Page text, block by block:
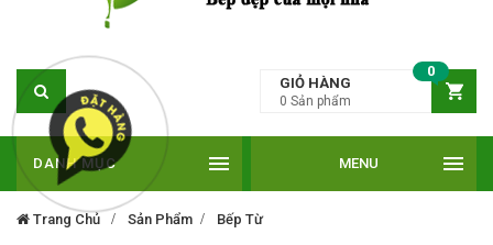
GIỎ HÀNG
0
0 Sản phẩm
DANH MỤC MENU
Trang Chủ Sản Phẩm Bếp Từ